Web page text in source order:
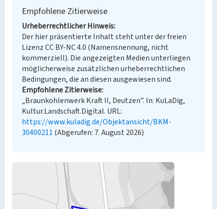
Empfohlene Zitierweise
Urheberrechtlicher Hinweis
Der hier präsentierte Inhalt steht unter der freien
Lizenz CC BY-NC 4.0 (Namensnennung, nicht
kommerziell). Die angezeigten Medien unterliegen
möglicherweise zusätzlichen urheberrechtlichen
Bedingungen, die an diesen ausgewiesen sind.
Empfohlene Zitierweise
„Braunkohlenwerk Kraft II, Deutzen”. In: KuLaDig,
Kultur.Landschaft.Digital. URL:
https://www.kuladig.de/Objektansicht/BKM-
30400211 (Abgerufen: 7. August 2026)